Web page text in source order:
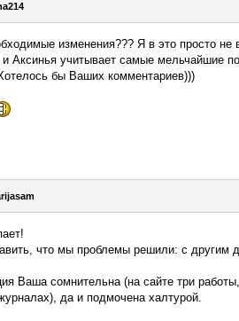
изменения??? Я в это просто не
Аксинья учитывает самые мельчайшие
бы Ваших комментариев)))
что мы проблемы решили: с другим
Ваша сомнительна (на сайте три
да и подмочена халтурой.